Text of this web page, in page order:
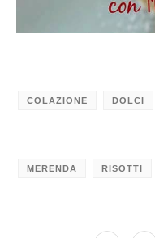
COLAZIONE DOLCI
MERENDA RISOTTI